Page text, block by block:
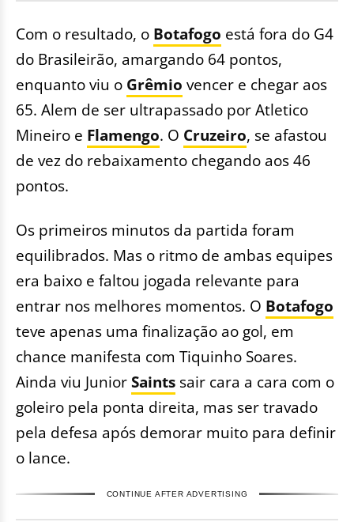
Com o resultado, o Botafogo está fora do G4
do Brasileirão, amargando 64 pontos,
enquanto viu o Grêmio vencer e chegar aos
65. Alem de ser ultrapassado por Atletico
Mineiro e Flamengo. O Cruzeiro, se afastou
de vez do rebaixamento chegando aos 46
pontos.
Os primeiros minutos da partida foram
equilibrados. Mas o ritmo de ambas equipes
era baixo e faltou jogada relevante para
entrar nos melhores momentos. O Botafogo
teve apenas uma finalização ao gol, em
chance manifesta com Tiquinho Soares.
Ainda viu JuniorSaints sair cara a cara com o
goleiro pela ponta direita, mas ser travado
pela defesa após demorar muito para definir
o lance.
CONTINUE AFTER ADVERTISING